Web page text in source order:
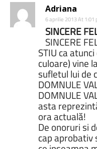
Adriana
6 aprilie 2013 At 1:01
SINCERE
SINCERE
STIU ca
culoare) vine
sufletul lui de
DOMNULE
DOMNULE
asta
ora actuală!
De onoruri si
cap aprobativ